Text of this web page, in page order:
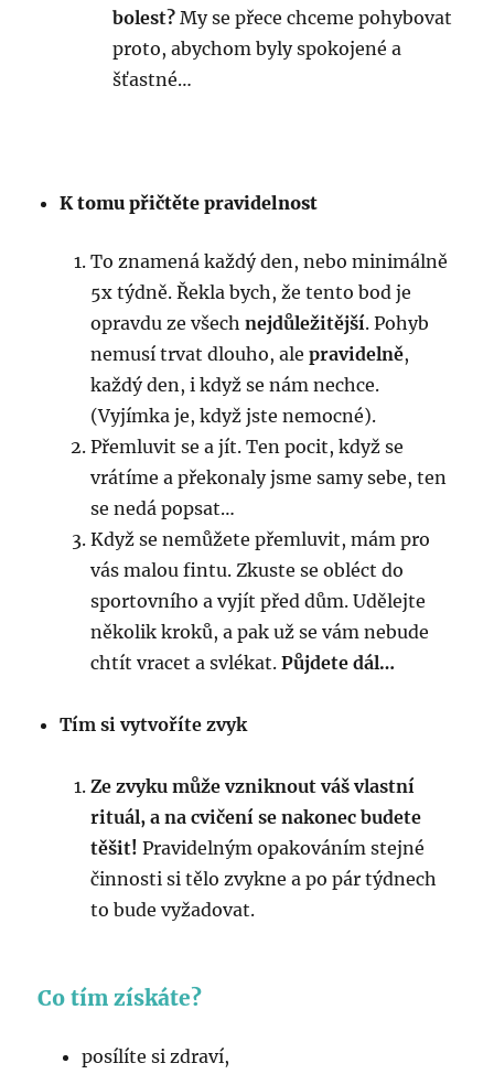
bolest? My se přece chceme pohybovat
proto, abychom byly spokojené a
šťastné…
K tomu přičtěte pravidelnost
To znamená každý den, nebo minimálně
5x týdně. Řekla bych, že tento bod je
opravdu ze všechnejdůležitější. Pohyb
nemusí trvat dlouho, alepravidelně,
každý den, i když se nám nechce.
(Vyjímka je, když jste nemocné).
Přemluvit se a jít. Ten pocit, když se
vrátíme a překonaly jsme samy sebe, ten
se nedá popsat…
Když se nemůžete přemluvit, mám pro
vás malou fintu. Zkuste se obléct do
sportovního a vyjít před dům. Udělejte
několik kroků, a pak už se vám nebude
chtít vracet a svlékat. Půjdete dál…
Tím si vytvoříte zvyk
Ze zvyku může vzniknout váš vlastní
rituál, a na cvičení se nakonec budete
těšit!Pravidelným opakováním stejné
činnosti si tělo zvykne a po pár týdnech
to bude vyžadovat.
Co tím získáte?
posílíte si zdraví,